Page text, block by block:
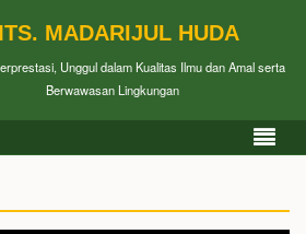
MADARIJUL HUDA
Unggul dalam Kualitas Ilmu dan Amal serta
Berwawasan Lingkungan